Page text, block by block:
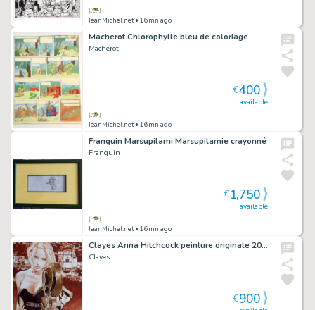
JeanMichel.net• 16mn ago
Macherot Chlorophylle bleu de coloriage
Macherot
JeanMichel.net• 16mn ago
available
€400
Franquin Marsupilami Marsupilamie crayonné
Franquin
JeanMichel.net• 16mn ago
available
€1,750
Clayes Anna Hitchcock peinture originale 2012
Clayes
€900